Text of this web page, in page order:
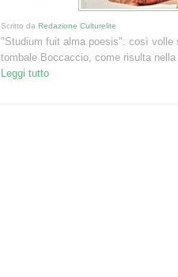
Scritto daRedazione Culturelite
"Studium fuit alma poesis": così volle
tombale Boccaccio, come risulta nella
Leggi tutto